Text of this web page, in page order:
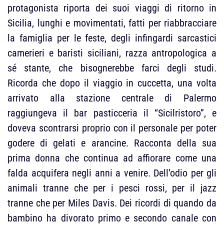
protagonista riporta dei suoi viaggi di ritorno in
Sicilia, lunghi e movimentati, fatti per riabbracciare
la famiglia per le feste, degli infingardi sarcastici
camerieri e baristi siciliani, razza antropologica a
sé stante, che bisognerebbe farci degli studi.
Ricorda che dopo il viaggio in cuccetta, una volta
arrivato alla stazione centrale di Palermo
raggiungeva il bar pasticceria il “Sicilristoro”, e
doveva scontrarsi proprio con il personale per poter
godere di gelati e arancine. Racconta della sua
prima donna che continua ad affiorare come una
falda acquifera negli anni a venire. Dell’odio per gli
animali tranne che per i pesci rossi, per il jazz
tranne che per Miles Davis. Dei ricordi di quando da
bambino ha divorato primo e secondo canale con